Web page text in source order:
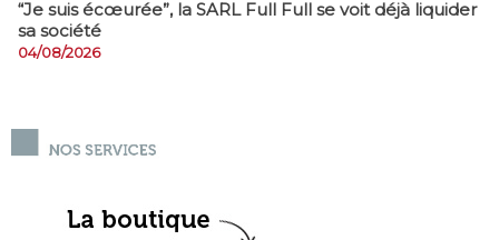
​“Je suis écœurée”, la SARL Full Full se voit déjà liquider
sa société
04/08/2026